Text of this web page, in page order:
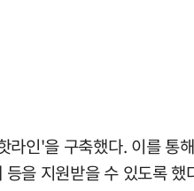
인'을 구축했다. 이를 통
을 지원받을 수 있도록 했